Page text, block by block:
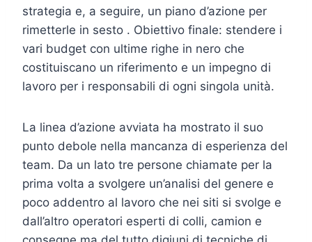
strategia e, a seguire, un piano d’azione per
rimetterle in sesto . Obiettivo finale: stendere i
vari budget con ultime righe in nero che
costituiscano un riferimento e un impegno di
lavoro per i responsabili di ogni singola unità.
La linea d’azione avviata ha mostrato il suo
punto debole nella mancanza di esperienza del
team. Da un lato tre persone chiamate per la
prima volta a svolgere un’analisi del genere e
poco addentro al lavoro che nei siti si svolge e
dall’altro operatori esperti di colli, camion e